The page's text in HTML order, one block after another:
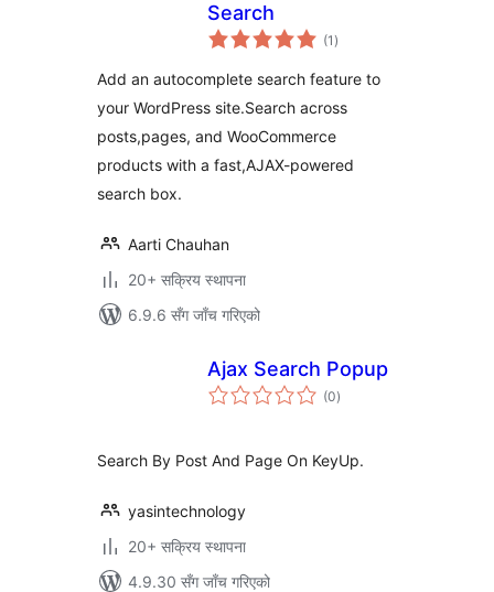
Search
(1 कुल
रेटिङ्गहरू
)
Add an autocomplete search feature to
your WordPress site.Search across
posts,pages, and WooCommerce
products with a fast,AJAX-powered
search box.
Aarti Chauhan
20+ सक्रिय स्थापना
6.9.6 सँग जाँच गरिएको
Ajax Search Popup
(0कुल
रेटिङ्गहरू
)
Search By Post And Page On KeyUp.
yasintechnology
20+ सक्रिय स्थापना
4.9.30 सँग जाँच गरिएको